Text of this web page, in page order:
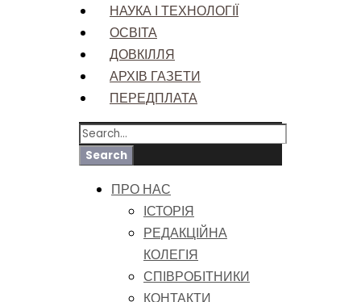
НАУКА І ТЕХНОЛОГІЇ
ОСВІТА
ДОВКІЛЛЯ
АРХІВ ГАЗЕТИ
ПЕРЕДПЛАТА
ПРО НАС
ІСТОРІЯ
РЕДАКЦІЙНА
КОЛЕГІЯ
СПІВРОБІТНИКИ